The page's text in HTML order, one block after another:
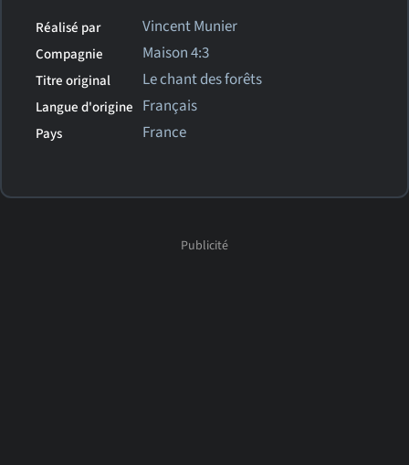
Réalisé par Vincent Munier
Compagnie Maison 4:3
Titre original Le chant des forêts
Langue d'origine Français
Pays France